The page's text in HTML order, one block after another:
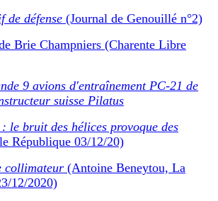
de défense (Journal de Genouillé n°2)
Brie Champniers (Charente Libre
9 avions d'entraînement PC-21 de
suisse Pilatus
le bruit des hélices provoque des
République 03/12/20)
collimateur (Antoine Beneytou, La
12/2020)